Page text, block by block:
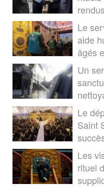
Le
aide
âgés
Un
Le
Saint
Les
rituel